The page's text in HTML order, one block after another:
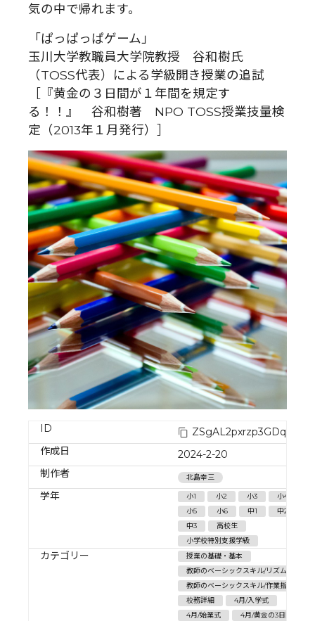
気の中で帰れます。
「ぱっぱっぱゲーム」
玉川大学教職員大学院教授 谷和樹氏
（TOSS代表）による学級開き授業の追試
［『黄金の３日間が１年間を規定す
る！！』 谷和樹著 NPO TOSS授業技量検
定（2013年１月発行）］
ID
作成日
2024-2-20
制作者
北島幸三
学年 小1 小2 小3
小4
小5
小6 中1
中2
中3
高校生
小学校特別支援学級
カテゴリー
授業の基礎・基本
教師のベーシックスキル/リズム・テンポ
教師のベーシックスキル/作業指示
校務詳細
4月/入学式
4月/始業式
4月/黄金の3日間